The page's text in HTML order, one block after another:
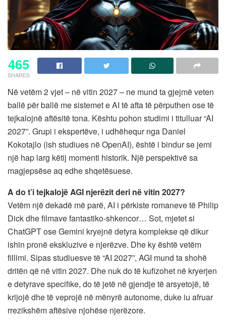
465
SHARES
Në vetëm 2 vjet – në vitin 2027 – ne mund ta gjejmë veten
ballë për ballë me sistemet e AI të afta të përputhen ose të
tejkalojnë aftësitë tona. Kështu pohon studimi i titulluar “AI
2027”. Grupi i ekspertëve, i udhëhequr nga Daniel
Kokotajlo (ish studiues në OpenAI), është i bindur se jemi
një hap larg këtij momenti historik. Një perspektivë sa
magjepsëse aq edhe shqetësuese.
A do t’i tejkalojë AGI njerëzit deri në vitin 2027?
Vetëm një dekadë më parë, AI i përkiste romaneve të Philip
Dick dhe filmave fantastiko-shkencor… Sot, mjetet si
ChatGPT ose Gemini kryejnë detyra komplekse që dikur
ishin pronë ekskluzive e njerëzve. Dhe ky është vetëm
fillimi. Sipas studiuesve të “AI 2027”, AGI mund ta shohë
dritën që në vitin 2027. Dhe nuk do të kufizohet në kryerjen
e detyrave specifike, do të jetë në gjendje të arsyetojë, të
krijojë dhe të veprojë në mënyrë autonome, duke iu afruar
rrezikshëm aftësive njohëse njerëzore.